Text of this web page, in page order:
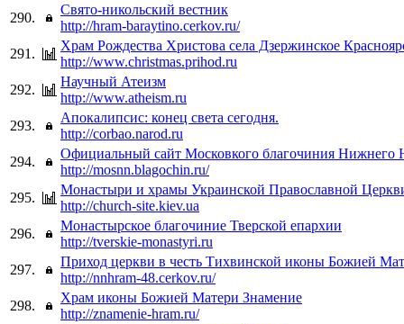
290.
Свято-никольский вестник
http://hram-baraytino.cerkov.ru/
291.
Храм Рождества Христова села Дзержинское
http://www.christmas.prihod.ru
292.
Научный Атеизм
http://www.atheism.ru
293.
Апокалипсис: конец света сегодня.
http://corbao.narod.ru
294.
Официальный сайт Московкого благочиния Нижнего
http://mosnn.blagochin.ru/
295.
Монастыри и храмы Украинской Православной
http://church-site.kiev.ua
296.
Монастырское благочиние Тверской епархии
http://tverskie-monastyri.ru
297.
Приход церкви в честь Тихвинской иконы Божией
http://nnhram-48.cerkov.ru/
298.
Храм иконы Божией Матери Знамение
http://znamenie-hram.ru/